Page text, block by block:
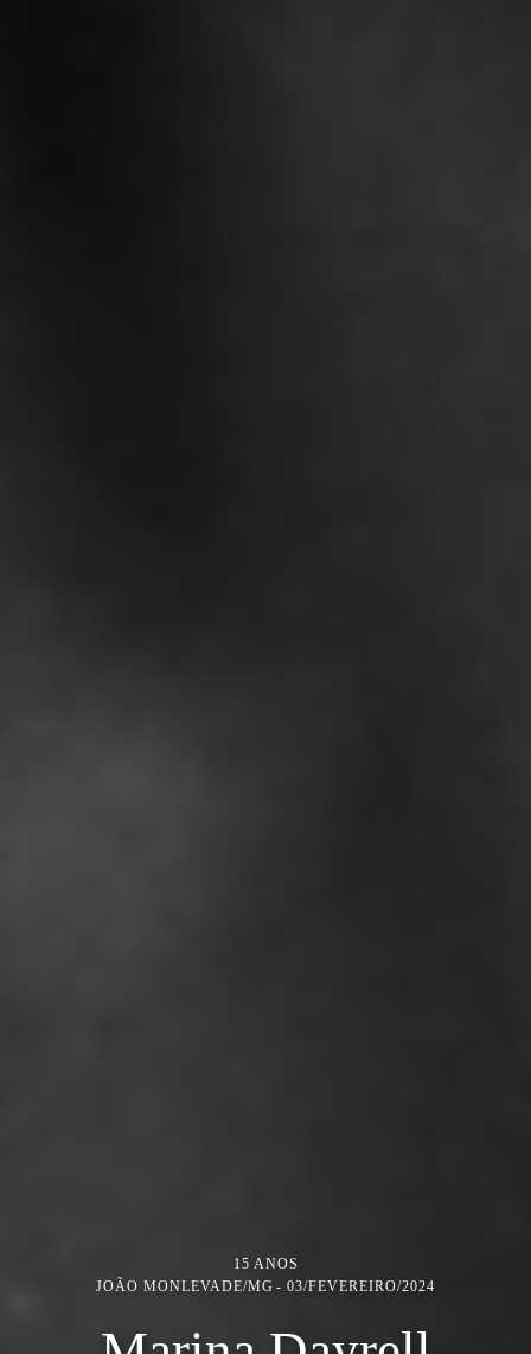
15 ANOS
JOÃO MONLEVADE/MG
03/FEVEREIRO/2024